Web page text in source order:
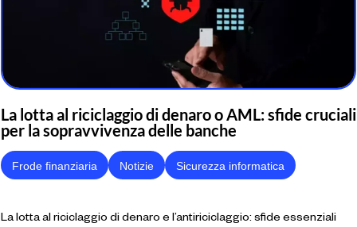
La lotta al riciclaggio di denaro o AML: sfide cruciali
per la sopravvivenza delle banche
Frode finanziaria Notizie Sicurezza informatica
La lotta al riciclaggio di denaro e l’antiriciclaggio: sfide essenziali